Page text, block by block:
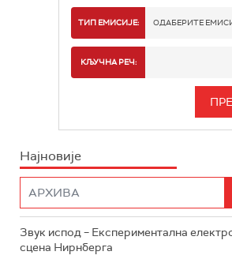
РАДИО
РАДИО
РАДИО
ТИП ЕМИСИЈЕ: ОДАБЕРИТЕ
ИНФО
КЉУЧНА РЕЧ:
Најновије
Звук испод – Експериментална
сцена Нирнберга